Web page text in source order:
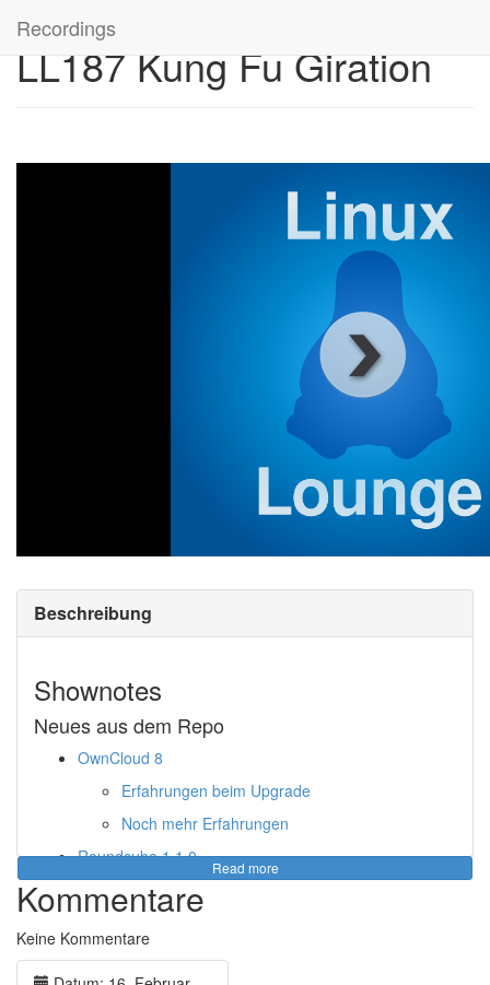
Recordings
LL187 Kung Fu Giration
Beschreibung
Shownotes
Neues aus dem Repo
OwnCloud 8
Erfahrungen beim Upgrade
Noch mehr Erfahrungen
Roundcube 1.1.0
OpenWebOS → LuneOS: Americano - Stable
LXQt 0.9
Korora 21: Darla
Newsflash
Read more
Kommentare
Keine Kommentare